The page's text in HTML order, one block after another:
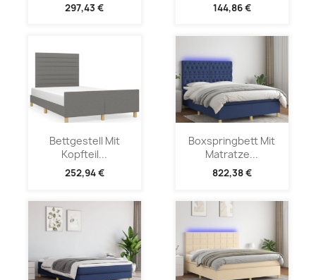
297,43 € 144,86 €
Bettgestell Mit
Kopfteil...
252,94 €
Boxspringbett Mit
Matratze...
822,38 €